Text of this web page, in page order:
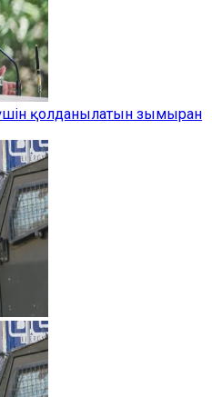
қолданылатын зымыран